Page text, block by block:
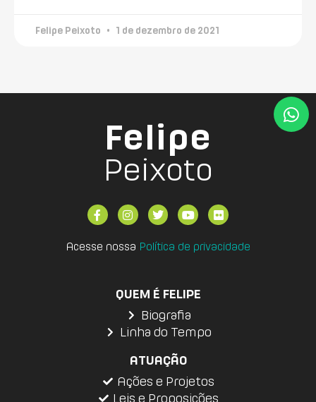
Felipe Peixoto 1 de dezembro de 2021
Felipe
Peixoto
Acesse nossa Política de privacidade
QUEM É FELIPE
Biografia
Linha do Tempo
ATUAÇÃO
Ações e Projetos
Leis e Proposições